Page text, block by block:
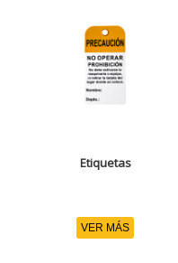
Etiquetas
VER MÁS